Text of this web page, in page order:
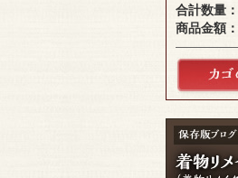
合計数量：
商品金額：